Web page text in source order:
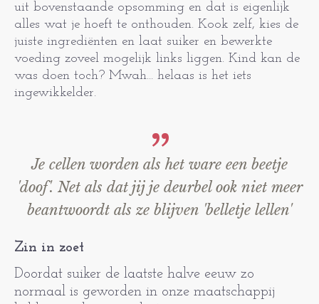
uit bovenstaande opsomming en dat is eigenlijk
alles wat je hoeft te onthouden. Kook zelf, kies de
juiste ingrediënten en laat suiker en bewerkte
voeding zoveel mogelijk links liggen. Kind kan de
was doen toch? Mwah... helaas is het iets
ingewikkelder.
Je cellen worden als het ware een beetje
'doof'. Net als dat jij je deurbel ook niet meer
beantwoordt als ze blijven 'belletje lellen'
Zin in zoet
Doordat suiker de laatste halve eeuw zo
normaal is geworden in onze maatschappij